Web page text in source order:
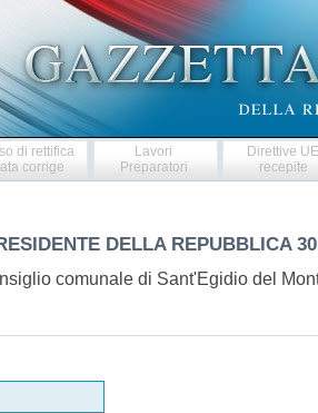
di rettifica
corrige
Lavori
Preparatori
Direttive
recepite
DELLA REPUBBLICA
comunale di Sant'Egidio del